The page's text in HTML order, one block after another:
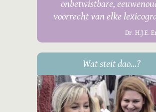
onbetwistbare,
voorrecht van elke
Dr. H.J.E.
Wat steit dao...?